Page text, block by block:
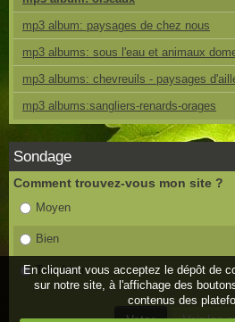
mp3 album: paysages de chez nous
mp3 albums: sous l'eau et animaux
mp3 albums: chevreuils - paysages
mp3 albums:sangliers-renards-orages
Sondage
Comment trouvez-vous mon site ?
Moyen
Bien
Très bien
En cliquant vous acceptez le dépôt de
sur notre site, à l'affichage des
contenus des